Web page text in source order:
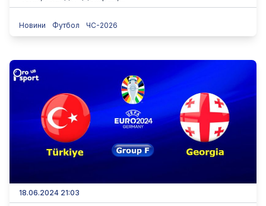
Новини Футбол ЧС-2026
18.06.2024 21:03